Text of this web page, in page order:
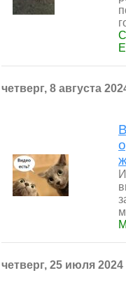
четверг, 8 августа
четверг, 25 июля 2024